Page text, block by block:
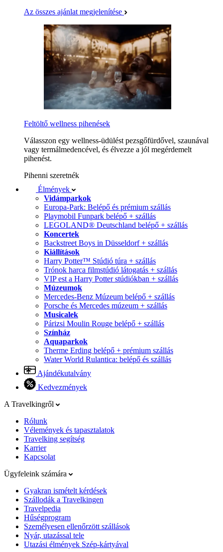
Az összes ajánlat megjelenítése
Feltöltő wellness pihenések
Válasszon egy wellness-üdülést pezsgőfürdővel, szaunával
vagy termálmedencével, és élvezze a jól megérdemelt
pihenést.
Pihenni szeretnék
Élmények
Vidámparkok
Europa-Park: Belépő és prémium szállás
Playmobil Funpark belépő + szállás
LEGOLAND® Deutschland belépő + szállás
Koncertek
Backstreet Boys in Düsseldorf + szállás
Kiállítások
Harry Potter™ Stúdió túra + szállás
Trónok harca filmstúdió látogatás + szállás
VIP est a Harry Potter stúdiókban + szállás
Múzeumok
Mercedes-Benz Múzeum belépő + szállás
Porsche és Mercedes múzeum + szállás
Musicalek
Párizsi Moulin Rouge belépő + szállás
Színház
Aquaparkok
Therme Erding belépő + prémium szállás
Water World Rulantica: belépő és szállás
Ajándékutalvány
Kedvezmények
A Travelkingről
Rólunk
Vélemények és tapasztalatok
Travelking segítség
Karrier
Kapcsolat
Ügyfeleink számára
Gyakran ismételt kérdések
Szállodák a Travelkingen
Travelpedia
Hűségprogram
Személyesen ellenőrzött szállások
Nyár, utazással tele
Utazási élmények Szép-kártyával